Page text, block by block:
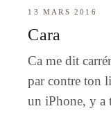
13 MARS 2016
Cara
Ca me dit
par contre ton
un iPhone, y a